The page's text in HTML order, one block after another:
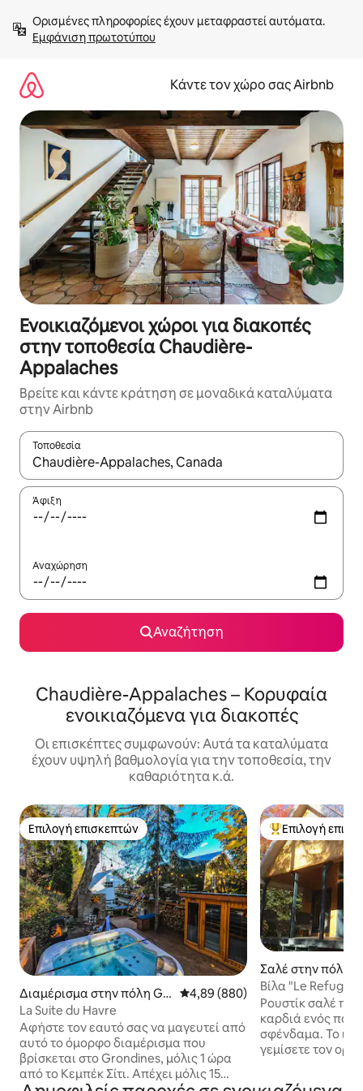
στο
περιεχόμενοΕμφάνιση πρωτοτύπου
Κάντε τον χώρο σας Airbnb
Ενοικιαζόμενοι χώροι για διακοπές
στην τοποθεσία Chaudière-
Appalaches
Βρείτε και κάντε κράτηση σε μοναδικά καταλύματα
στην Airbnb
Τοποθεσία
Όταν τα αποτελέσματα είναι διαθέσιμα, μπορείτε να
Άφιξη
Αναχώρηση
Αναζήτηση
Chaudière-Appalaches – Κορυφαία
ενοικιαζόμενα για διακοπές
Οι επισκέπτες συμφωνούν: Αυτά τα καταλύματα
έχουν υψηλή βαθμολογία για την τοποθεσία, την
καθαριότητα κ.ά.
Επιλογή επισκεπτών
Επιλογή επισκεπτών
Διαμέρισμα στην πόλη Gr
ondines
Μέση βαθμολογία: 4,89 στα 5,
4,89 (880)
La Suite du Havre
Αφήστε τον εαυτό σας να μαγευτεί από
αυτό το όμορφο διαμέρισμα που
βρίσκεται στο Grondines, μόλις 1 ώρα
από το Κεμπέκ Σίτι. Απέχει μόλις 15
Κορυφαία
Επιλογή
Σαλέ στην πόλη
hémie
Βίλα "Le Refuge"
Ρουστίκ σαλέ
καρδιά ενός
σφένδαμα. Το
γεμίσετε τον
πρόσβαση σε